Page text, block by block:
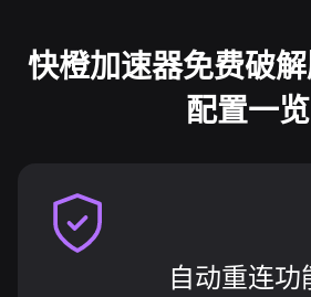
快橙加速器免费破
配置一览
自动重连功